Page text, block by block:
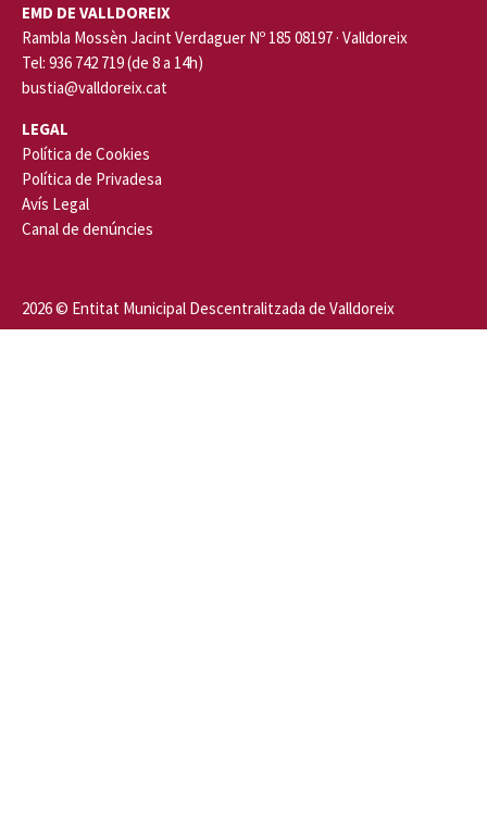
EMD DE VALLDOREIX
Rambla Mossèn Jacint Verdaguer Nº 185 08197 · Valldoreix
Tel: 936 742 719 (de 8 a 14h)
bustia@valldoreix.cat
LEGAL
Política de Cookies
Política de Privadesa
Avís Legal
Canal de denúncies